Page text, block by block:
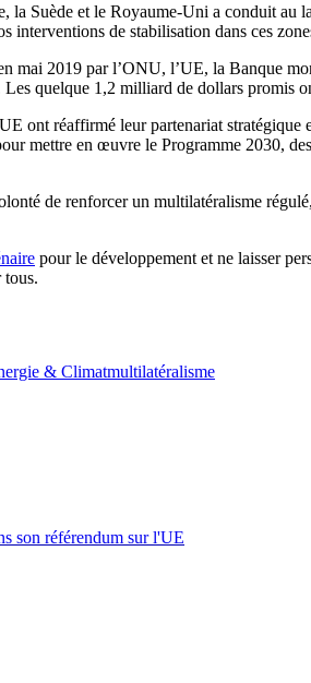
Suède et le Royaume-Uni a conduit au
interventions de stabilisation dans ces
mai 2019 par l’ONU, l’UE, la Banque
quelque 1,2 milliard de dollars promis
ont réaffirmé leur partenariat
mettre en œuvre le Programme 2030,
de renforcer un multilatéralisme
pour le développement et ne laisser
tous.
& Climatmultilatéralisme
son référendum sur l'UE